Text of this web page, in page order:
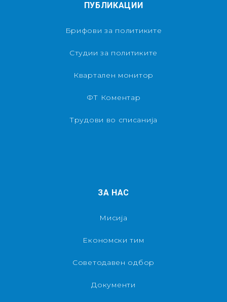
ПУБЛИКАЦИИ
Брифови за политиките
Студии за политиките
Квартален монитор
ФТ Коментар
Трудови во списанија
ЗА НАС
Мисија
Економски тим
Советодавен одбор
Документи